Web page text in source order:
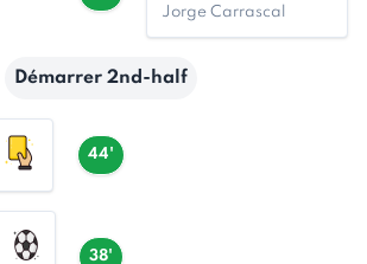
Jorge Carrascal
Démarrer 2nd-half
44'
38'